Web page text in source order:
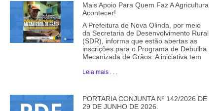
Mais Apoio Para Quem Faz A Agricultura
Acontecer!
A Prefeitura de Nova Olinda, por meio
da Secretaria de Desenvolvimento Rural
(SDR), informa que estão abertas as
inscrições para o Programa de Debulha
Mecanizada de Grãos. A iniciativa tem
Leia mais . . .
PORTARIA CONJUNTA Nº 142/2026 DE
29 DE JUNHO DE 2026.